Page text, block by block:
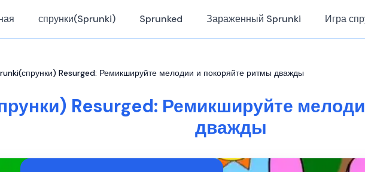
спрунки(Sprunki) Sprunked Зараженный Sprunki Игра
Resurged: Ремикшируйте мелодии и покоряйте ритмы дважды
Resurged: Ремикшируйте
дважды